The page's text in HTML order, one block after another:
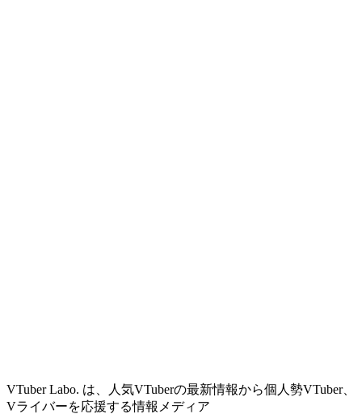
VTuber Labo. は、人気VTuberの最新情報から個人勢VTuber、
Vライバーを応援する情報メディア